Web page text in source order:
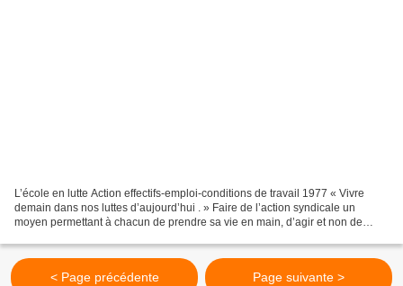
L’école en lutte Action effectifs-emploi-conditions de travail 1977 « Vivre
demain dans nos luttes d’aujourd’hui . » Faire de l’action syndicale un
moyen permettant à chacun de prendre sa vie en main, d’agir et non de
< Page précédente Page suivante >